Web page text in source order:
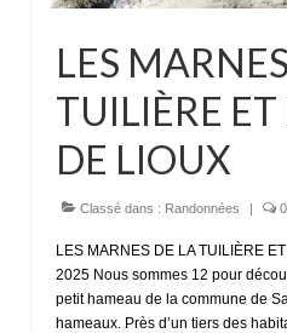
LES
TUILIÈRE ET
DE LIOUX
Classé dans : Randonnées | 0
LES MARNES DE LA TUILIÈRE
2025 Nous sommes 12 pour
petit hameau de la commune de
hameaux. Près d’un tiers des